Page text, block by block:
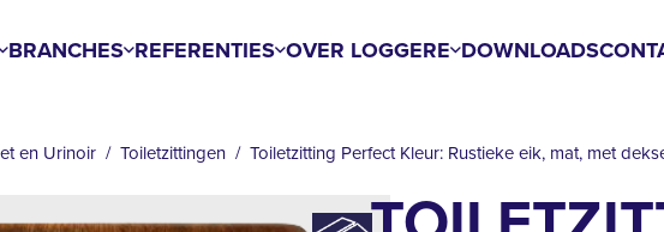
BRANCHES REFERENTIES OVER LOGGERE DOWNLOADS
en Urinoir Toiletzittingen Toiletzitting Perfect Kleur: Rustieke eik, mat, met